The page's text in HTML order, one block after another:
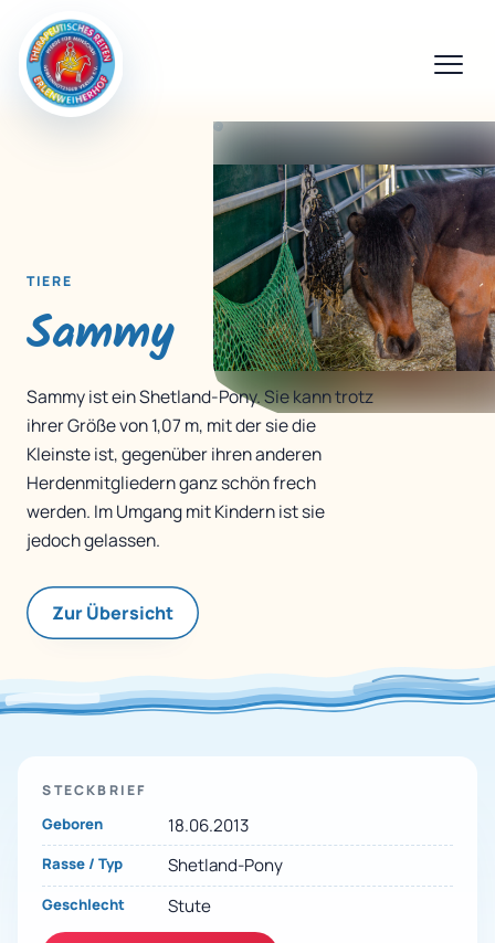
TIERE
Sammy
Sammy ist ein Shetland-Pony. Sie kann trotz
ihrer Größe von 1,07 m, mit der sie die
Kleinste ist, gegenüber ihren anderen
Herdenmitgliedern ganz schön frech
werden. Im Umgang mit Kindern ist sie
jedoch gelassen.
Zur Übersicht
STECKBRIEF
Geboren 18.06.2013
Rasse / Typ Shetland-Pony
Geschlecht Stute